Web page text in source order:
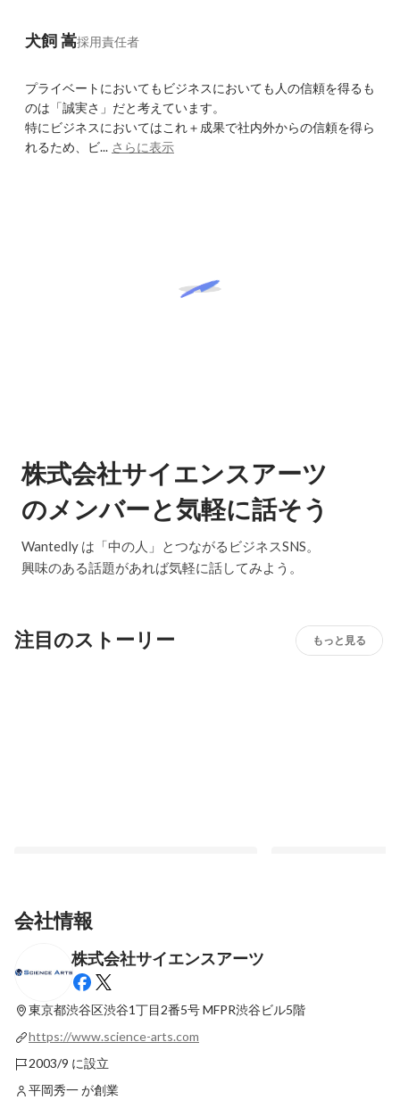
犬飼 嵩採用責任者
プライベートにおいてもビジネスにおいても人の信頼を得るも
のは「誠実さ」だと考えています。
特にビジネスにおいてはこれ＋成果で社内外からの信頼を得ら
れるため、ビ... さらに表示
株式会社サイエンスアーツ
のメンバーと気軽に話そう
Wantedly は「中の人」とつながるビジネスSNS。
興味のある話題があれば気軽に話してみよう。
注目のストーリー もっと見る
Buddycom導入による業務改革と顔認証
DX — マルハン事例とシント＝トロイデン
VV協賛
最新順で表示 最新順で表示
会社情報
株式会社サイエンスアーツ
東京都渋谷区渋谷1丁目2番5号MFPR渋谷ビル5階
https://www.science-arts.com
2003/9 に設立
平岡秀一 が創業